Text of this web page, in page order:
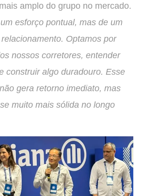
amplo do grupo no mercado.
esforço pontual, mas de um
Optamos por
nossos corretores, entender
construir algo duradouro. Esse
gera retorno imediato, mas
muito mais sólida no longo